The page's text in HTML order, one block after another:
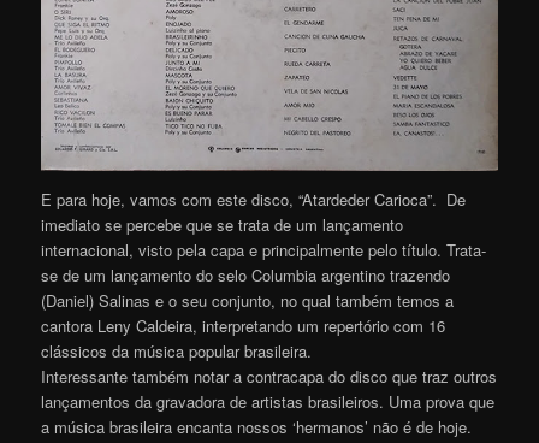
E para hoje, vamos com este disco, “Atardeder Carioca”. De
imediato se percebe que se trata de um lançamento
internacional, visto pela capa e principalmente pelo título. Trata-
se de um lançamento do selo Columbia argentino trazendo
(Daniel) Salinas e o seu conjunto, no qual também temos a
cantora Leny Caldeira, interpretando um repertório com 16
clássicos da música popular brasileira.
Interessante também notar a contracapa do disco que traz outros
lançamentos da gravadora de artistas brasileiros. Uma prova que
a música brasileira encanta nossos ‘hermanos’ não é de hoje.